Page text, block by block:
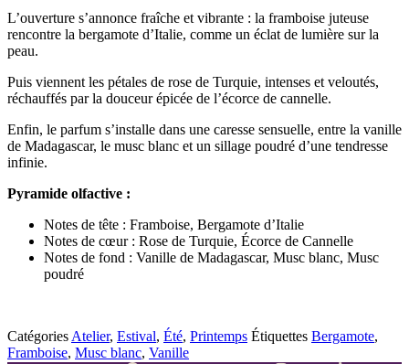
L’ouverture s’annonce fraîche et vibrante : la framboise juteuse
rencontre la bergamote d’Italie, comme un éclat de lumière sur la
peau.
Puis viennent les pétales de rose de Turquie, intenses et veloutés,
réchauffés par la douceur épicée de l’écorce de cannelle.
Enfin, le parfum s’installe dans une caresse sensuelle, entre la vanille
de Madagascar, le musc blanc et un sillage poudré d’une tendresse
infinie.
Pyramide olfactive :
Notes de tête : Framboise, Bergamote d’Italie
Notes de cœur : Rose de Turquie, Écorce de Cannelle
Notes de fond : Vanille de Madagascar, Musc blanc, Musc
poudré
Catégories Atelier, Estival, Été, Printemps Étiquettes Bergamote,
Framboise, Musc blanc, Vanille